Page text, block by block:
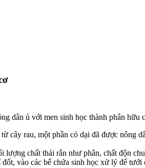
dân ủ với men sinh học thành phân hữu
rau, một phần cỏ dại đã được nông
chất thải rắn như phân, chất độn
vào các bể chứa sinh học xử lý để